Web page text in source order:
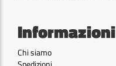
Informazioni
Chi siamo